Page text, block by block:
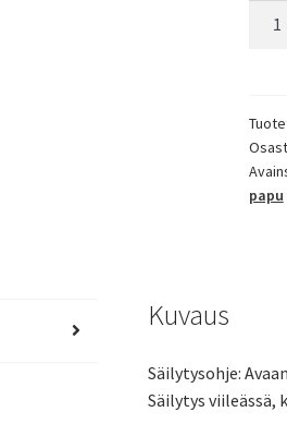
papu
Kuvaus
Säilytysohje:
Säilytys viileässä,